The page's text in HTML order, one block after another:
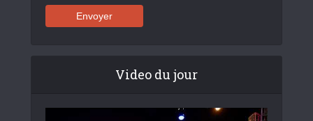
Video du jour